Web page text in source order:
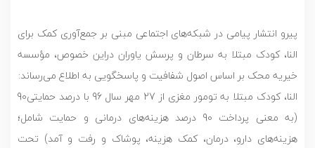
پیرو انتشار پیامی در شبکه‌های اجتماعی مبنی بر جمع‌آوری کمک برای
النا، کودک مبتلا به سرطان و پرسش یاوران دراین خصوص، مؤسسه
خیریه محک بر اساس اصول شفافیت و پاسخگویی به اطلاع می‌رساند:
النا، کودک مبتلا به تومور مغزی از 27 مهر سال 96 با درصد حمایتی90
(به معنی پرداخت 90 درصد هزینه‌های درمانی و حمایت شامل؛
هزینه‌های دارو، درمان، کمک هزینه، پوشاک و رفت و آمد) تحت